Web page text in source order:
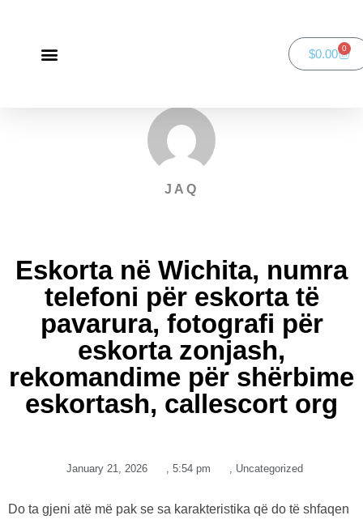
$0.00 0
JAQ
Eskorta në Wichita, numra
telefoni për eskorta të
pavarura, fotografi për
eskorta zonjash,
rekomandime për shërbime
eskortash, callescort org
January 21, 2026 , 5:54 pm , Uncategorized
Do ta gjeni atë më pak se sa karakteristika që do të shfaqen